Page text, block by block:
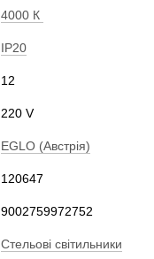
4000 К
IP20
12
220 V
EGLO (Австрія)
120647
9002759972752
Стельові світильники